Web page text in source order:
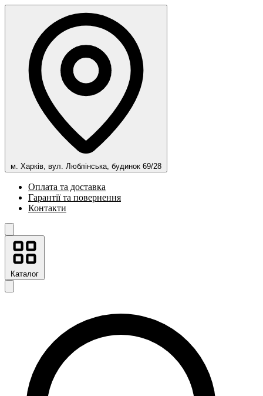
м. Харків, вул. Люблінська, будинок 69/28
Оплата та доставка
Гарантії та повернення
Контакти
Каталог